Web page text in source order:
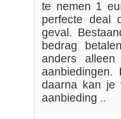
te nemen 1
perfecte deal
geval.
bedrag
anders
daarna kan je
aanbieding ..